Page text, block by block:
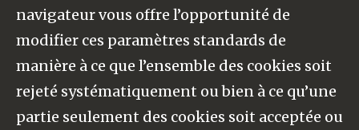
navigateur vous offre l’opportunité de
modifier ces paramètres standards de
manière à ce que l’ensemble des cookies soit
rejeté systématiquement ou bien à ce qu’une
partie seulement des cookies soit acceptée ou